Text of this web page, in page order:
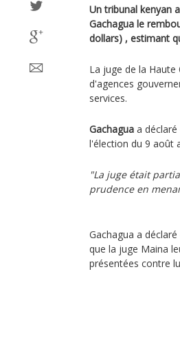
Un tribunal kenyan
Gachagua le
dollars) , estimant
La juge de la Haute
d'agences
services.
Gachagua a
l'élection du 9 août
"La juge était
prudence en
Gachagua a
que la juge Maina
présentées contre